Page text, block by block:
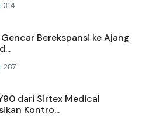
314
Berekspansi ke Ajang
287
dari Sirtex Medical
Kontro...